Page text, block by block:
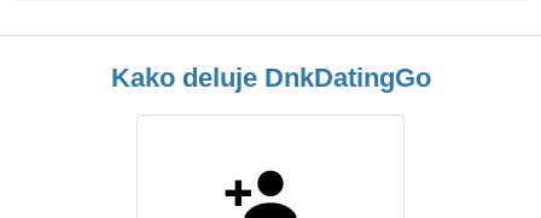
Kako deluje DnkDatingGo